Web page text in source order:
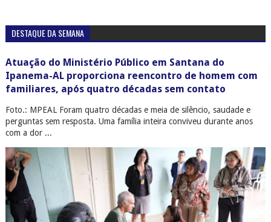
DESTAQUE DA SEMANA
Atuação do Ministério Público em Santana do
Ipanema-AL proporciona reencontro de homem com
familiares, após quatro décadas sem contato
Foto.: MPEAL Foram quatro décadas e meia de silêncio, saudade e
perguntas sem resposta. Uma família inteira conviveu durante anos
com a dor ...